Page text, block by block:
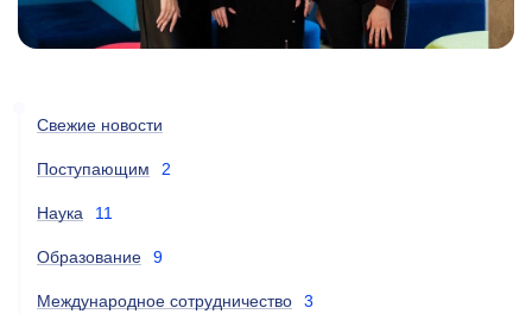
Свежие новости
Поступающим 2
Наука 11
Образование 9
Международное сотрудничество 3